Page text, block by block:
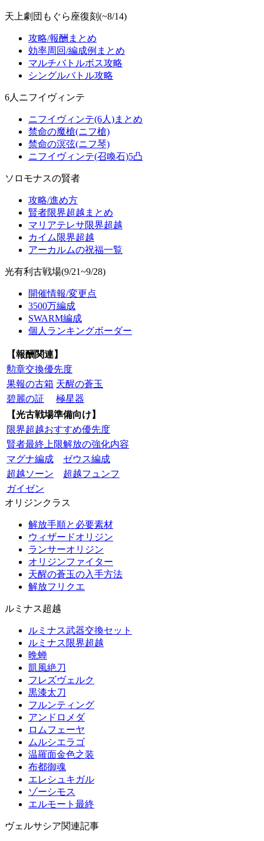
天上劇団もぐら座復刻(~8/14)
攻略/報酬まとめ
効率周回/編成例まとめ
マルチバトルボス攻略
シングルバトル攻略
6人ニフイヴィンテ
ニフイヴィンテ(6人)まとめ
禁命の魔槍(ニフ槍)
禁命の溟弦(ニフ琴)
ニフイヴィンテ(召喚石)5凸
ソロモナスの賢者
攻略/進め方
賢者限界超越まとめ
マリアテレサ限界超越
カイム限界超越
アーカルムの祝福一覧
光有利古戦場(9/21~9/28)
開催情報/変更点
3500万編成
SWARM編成
個人ランキングボーダー
【報酬関連】
勲章交換優先度
果報の古箱 天醒の蒼玉
碧麗の証
極星器
【光古戦場準備向け】
限界超越おすすめ優先度
賢者最終上限解放の強化内容
マグナ編成
ゼウス編成
超越ソーン
超越フュンフ
ガイゼン
オリジンクラス
解放手順と必要素材
ウィザードオリジン
ランサーオリジン
オリジンファイター
天醒の蒼玉の入手方法
解放フリクエ
ルミナス超越
ルミナス武器交換セット
ルミナス限界超越
晩蝉
凱風絶刀
フレズヴェルク
黒漆太刀
フルンティング
アンドロメダ
ロムフェーヤ
ムルシエラゴ
温羅面金色之装
布都御魂
エレシュキガル
ゾーシモス
エルモート最終
ヴェルサシア関連記事